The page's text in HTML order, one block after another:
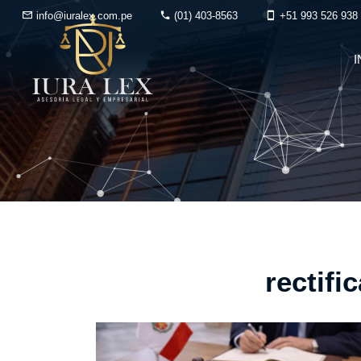
info@iuralex.com.pe (01) 403-8563 +51 993 526 938